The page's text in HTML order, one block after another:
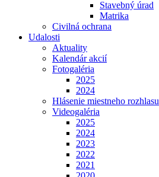
Stavebný úrad
Matrika
Civilná ochrana
Udalosti
Aktuality
Kalendár akcií
Fotogaléria
2025
2024
Hlásenie miestneho rozhlasu
Videogaléria
2025
2024
2023
2022
2021